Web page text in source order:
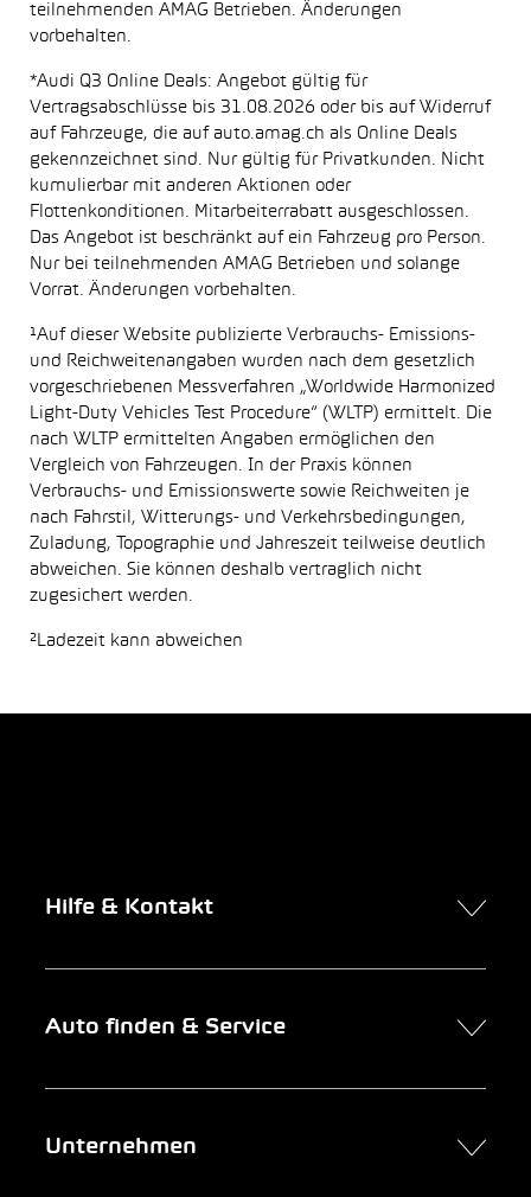
teilnehmenden AMAG Betrieben. Änderungen
vorbehalten.
*Audi Q3 Online Deals: Angebot gültig für
Vertragsabschlüsse bis 31.08.2026 oder bis auf Widerruf
auf Fahrzeuge, die auf auto.amag.ch als Online Deals
gekennzeichnet sind. Nur gültig für Privatkunden. Nicht
kumulierbar mit anderen Aktionen oder
Flottenkonditionen. Mitarbeiterrabatt ausgeschlossen.
Das Angebot ist beschränkt auf ein Fahrzeug pro Person.
Nur bei teilnehmenden AMAG Betrieben und solange
Vorrat. Änderungen vorbehalten.
¹Auf dieser Website publizierte Verbrauchs- Emissions-
und Reichweitenangaben wurden nach dem gesetzlich
vorgeschriebenen Messverfahren „Worldwide Harmonized
Light-Duty Vehicles Test Procedure“ (WLTP) ermittelt. Die
nach WLTP ermittelten Angaben ermöglichen den
Vergleich von Fahrzeugen. In der Praxis können
Verbrauchs- und Emissionswerte sowie Reichweiten je
nach Fahrstil, Witterungs- und Verkehrsbedingungen,
Zuladung, Topographie und Jahreszeit teilweise deutlich
abweichen. Sie können deshalb vertraglich nicht
zugesichert werden.
²Ladezeit kann abweichen
Hilfe & Kontakt
Auto finden & Service
Unternehmen